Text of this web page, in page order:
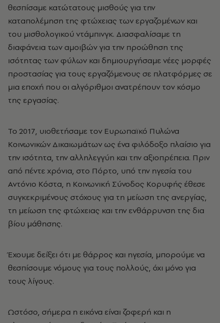
θεσπίσαμε κατώτατους μισθούς για την
καταπολέμηση της φτώχειας των εργαζομένων και
του μισθολογικού ντάμπινγκ. Διασφαλίσαμε τη
διαφάνεια των αμοιβών για την προώθηση της
ισότητας των φύλων και δημιουργήσαμε νέες μορφές
προστασίας για τους εργαζόμενους σε πλατφόρμες σε
μια εποχή που οι αλγόριθμοι ανατρέπουν τον κόσμο
της εργασίας.
Το 2017, υιοθετήσαμε τον Ευρωπαϊκό Πυλώνα
Κοινωνικών Δικαιωμάτων ως ένα φιλόδοξο πλαίσιο για
την ισότητα, την αλληλεγγύη και την αξιοπρέπεια. Πριν
από πέντε χρόνια, στο Πόρτο, υπό την ηγεσία του
Αντόνιο Κόστα, η Κοινωνική Σύνοδος Κορυφής έθεσε
συγκεκριμένους στόχους για τη μείωση της ανεργίας,
τη μείωση της φτώχειας και την ενθάρρυνση της δια
βίου μάθησης.
Έχουμε δείξει ότι με θάρρος και ηγεσία, μπορούμε να
θεσπίσουμε νόμους για τους πολλούς, όχι μόνο για
τους λίγους.
Ωστόσο, σήμερα η εικόνα είναι ζοφερή και η